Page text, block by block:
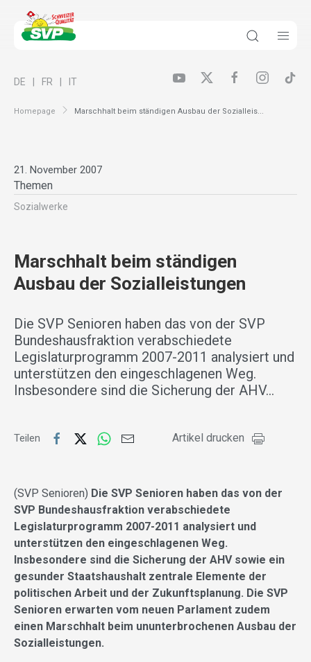
Homepage Marschhalt beim ständigen Ausbau der Sozialleis...
DE FR IT
21. November 2007
Themen
Sozialwerke
Marschhalt beim ständigen
Ausbau der Sozialleistungen
Die SVP Senioren haben das von der SVP
Bundeshausfraktion verabschiedete
Legislaturprogramm 2007-2011 analysiert und
unterstützen den eingeschlagenen Weg.
Insbesondere sind die Sicherung der AHV…
Teilen Artikel drucken
(SVP Senioren) Die SVP Senioren haben das von der
SVP Bundeshausfraktion verabschiedete
Legislaturprogramm 2007-2011 analysiert und
unterstützen den eingeschlagenen Weg.
Insbesondere sind die Sicherung der AHV sowie ein
gesunder Staatshaushalt zentrale Elemente der
politischen Arbeit und der Zukunftsplanung. Die SVP
Senioren erwarten vom neuen Parlament zudem
einen Marschhalt beim ununterbrochenen Ausbau der
Sozialleistungen.